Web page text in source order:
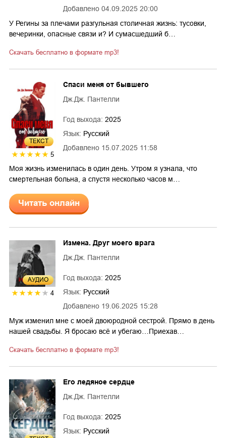
Добавлено 04.09.2025 20:00
У Регины за плечами разгульная столичная жизнь: тусовки,
вечеринки, опасные связи и? И сумасшедший б…
Скачать бесплатно в формате mp3!
ТЕКСТ
5
Добавлено 15.07.2025 11:58
Спаси меня от бывшего
Дж.Дж. Пантелли
Год выхода: 2025
Язык: Русский
Моя жизнь изменилась в один день. Утром я узнала, что
смертельная больна, а спустя несколько часов м…
Читать онлайн
AУДИО
4
Добавлено 19.06.2025 15:28
Измена. Друг моего врага
Дж.Дж. Пантелли
Год выхода: 2025
Язык: Русский
Муж изменил мне с моей двоюродной сестрой. Прямо в день
нашей свадьбы. Я бросаю всё и убегаю…Приехав…
Скачать бесплатно в формате mp3!
Его ледяное сердце
Дж.Дж. Пантелли
Год выхода: 2025
Язык: Русский